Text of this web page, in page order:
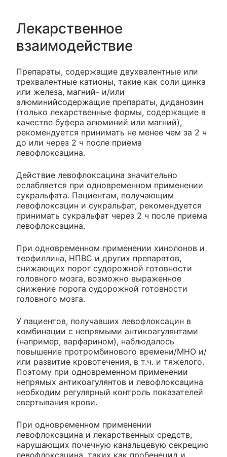
Лекарственное
взаимодействие
Препараты, содержащие двухвалентные или
трехвалентные катионы, такие как соли цинка
или железа, магний- и/или
алюминийсодержащие препараты, диданозин
(только лекарственные формы, содержащие в
качестве буфера алюминий или магний),
рекомендуется принимать не менее чем за 2 ч
до или через 2 ч после приема
левофлоксацина.
Действие левофлоксацина значительно
ослабляется при одновременном применении
сукральфата. Пациентам, получающим
левофлоксацин и сукральфат, рекомендуется
принимать сукральфат через 2 ч после приема
левофлоксацина.
При одновременном применении хинолонов и
теофиллина, НПВС и других препаратов,
снижающих порог судорожной готовности
головного мозга, возможно выраженное
снижение порога судорожной готовности
головного мозга.
У пациентов, получавших левофлоксацин в
комбинации с непрямыми антикоагулянтами
(например, варфарином), наблюдалось
повышение протромбинового времени/МНО и/
или развитие кровотечения, в т.ч. и тяжелого.
Поэтому при одновременном применении
непрямых антикоагулянтов и левофлоксацина
необходим регулярный контроль показателей
свертывания крови.
При одновременном применении
левофлоксацина и лекарственных средств,
нарушающих почечную канальцевую секрецию
левофлоксацина, таких как пробенецид и